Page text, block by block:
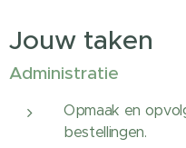
Jouw taken
Administratie
Opmaak en
bestellingen.